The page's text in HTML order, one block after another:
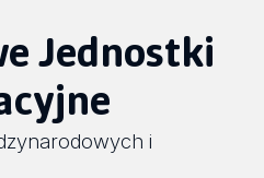
Jednostki
i